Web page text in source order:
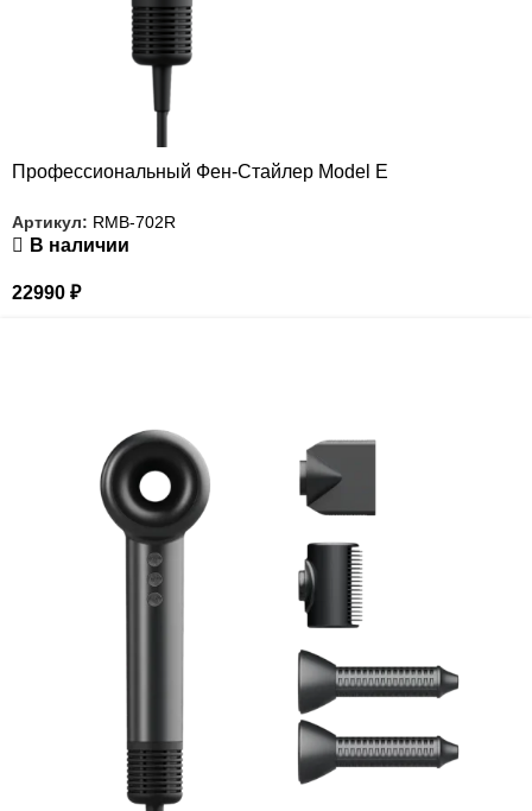
Профессиональный Фен-Стайлер Model E
Артикул: RMB-702R
В наличии
22990 ₽